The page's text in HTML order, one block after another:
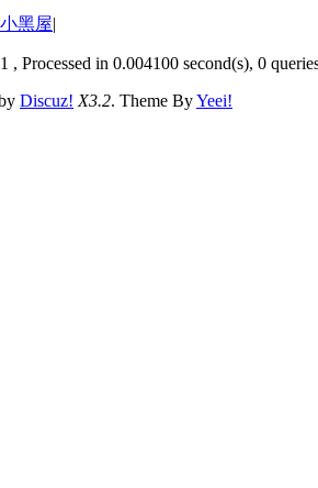
小黑屋|
, Processed in 0.004100 second(s), 0
Discuz! X3.2. Theme ByYeei!